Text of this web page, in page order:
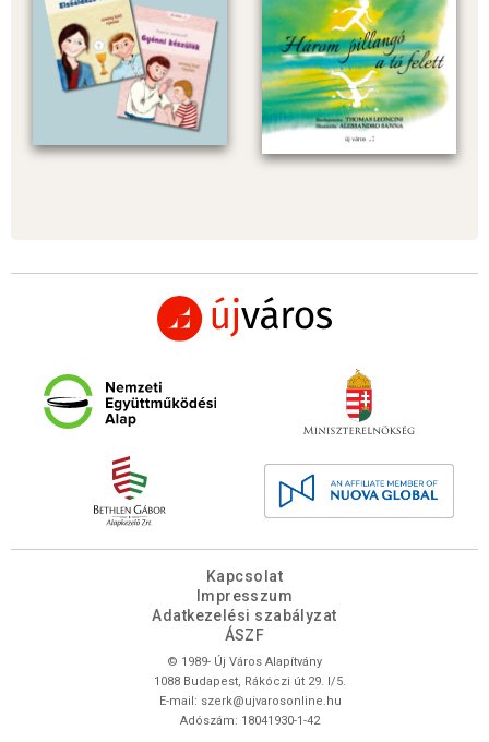
Kapcsolat
Impresszum
Adatkezelési szabályzat
ÁSZF
© 1989- Új Város Alapítvány
1088 Budapest, Rákóczi út 29. I/5.
E-mail: szerk@ujvarosonline.hu
Adószám: 18041930-1-42